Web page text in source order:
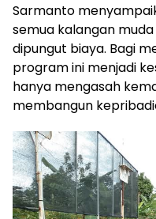
Sarmanto
semua kalangan
dipungut biaya. Bagi
program ini menjadi
hanya mengasah
membangun